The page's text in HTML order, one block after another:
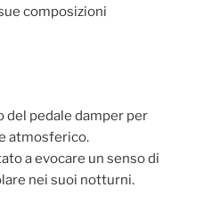
composizioni
del pedale damper per
atmosferico.
a evocare un senso di
nei suoi notturni.